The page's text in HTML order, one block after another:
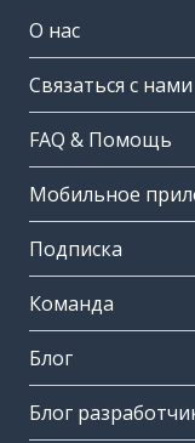
О нас
Связаться с нами
FAQ & Помощь
Мобильное
Подписка
Команда
Блог
Блог